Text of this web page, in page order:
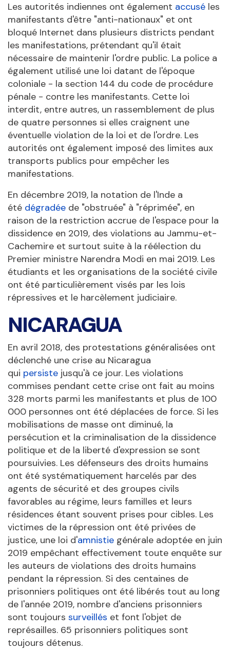
Les autorités indiennes ont également accusé les
manifestants d'être "anti-nationaux" et ont
bloqué Internet dans plusieurs districts pendant
les manifestations, prétendant qu'il était
nécessaire de maintenir l'ordre public. La police a
également utilisé une loi datant de l'époque
coloniale - la section 144 du code de procédure
pénale - contre les manifestants. Cette loi
interdit, entre autres, un rassemblement de plus
de quatre personnes si elles craignent une
éventuelle violation de la loi et de l'ordre. Les
autorités ont également imposé des limites aux
transports publics pour empêcher les
manifestations.
En décembre 2019, la notation de l'Inde a
été dégradée de "obstruée" à "réprimée", en
raison de la restriction accrue de l'espace pour la
dissidence en 2019, des violations au Jammu-et-
Cachemire et surtout suite à la réélection du
Premier ministre Narendra Modi en mai 2019. Les
étudiants et les organisations de la société civile
ont été particulièrement visés par les lois
répressives et le harcèlement judiciaire.
NICARAGUA
En avril 2018, des protestations généralisées ont
déclenché une crise au Nicaragua
qui persiste jusqu'à ce jour. Les violations
commises pendant cette crise ont fait au moins
328 morts parmi les manifestants et plus de 100
000 personnes ont été déplacées de force. Si les
mobilisations de masse ont diminué, la
persécution et la criminalisation de la dissidence
politique et de la liberté d'expression se sont
poursuivies. Les défenseurs des droits humains
ont été systématiquement harcelés par des
agents de sécurité et des groupes civils
favorables au régime, leurs familles et leurs
résidences étant souvent prises pour cibles. Les
victimes de la répression ont été privées de
justice, une loi d'amnistie générale adoptée en juin
2019 empêchant effectivement toute enquête sur
les auteurs de violations des droits humains
pendant la répression. Si des centaines de
prisonniers politiques ont été libérés tout au long
de l'année 2019, nombre d'anciens prisonniers
sont toujours surveillés et font l'objet de
représailles. 65 prisonniers politiques sont
toujours détenus.